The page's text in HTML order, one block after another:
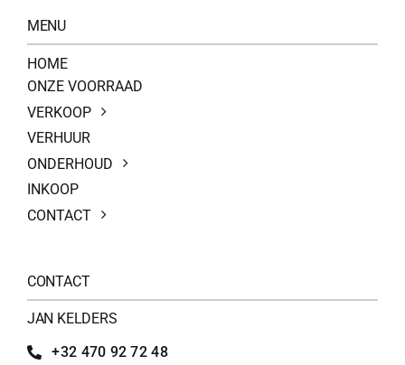
MENU
HOME
ONZE VOORRAAD
VERKOOP
VERHUUR
ONDERHOUD
INKOOP
CONTACT
CONTACT
JAN KELDERS
+32 470 92 72 48